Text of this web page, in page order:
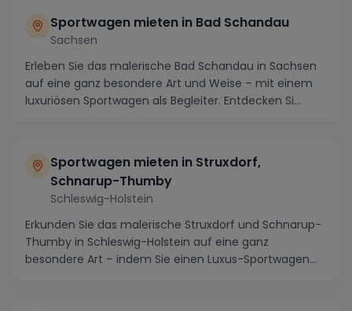
Sportwagen mieten in Bad Schandau
Sachsen
Erleben Sie das malerische Bad Schandau in Sachsen
auf eine ganz besondere Art und Weise – mit einem
luxuriösen Sportwagen als Begleiter. Entdecken Si...
Sportwagen mieten in Struxdorf,
Schnarup-Thumby
Schleswig-Holstein
Erkunden Sie das malerische Struxdorf und Schnarup-
Thumby in Schleswig-Holstein auf eine ganz
besondere Art – indem Sie einen Luxus-Sportwagen